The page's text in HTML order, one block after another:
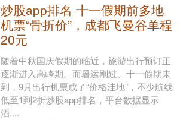
炒股app排名 十一假期前多地
机票“骨折价”，成都飞曼谷单程
20元
随着中秋国庆假期的临近，旅游出行预订正
逐渐进入高峰期。而暑运刚过、十一假期未
到，9月出行机票成了“价格洼地”，不少航线
低至1到2折炒股app排名，平台数据显示
酒....